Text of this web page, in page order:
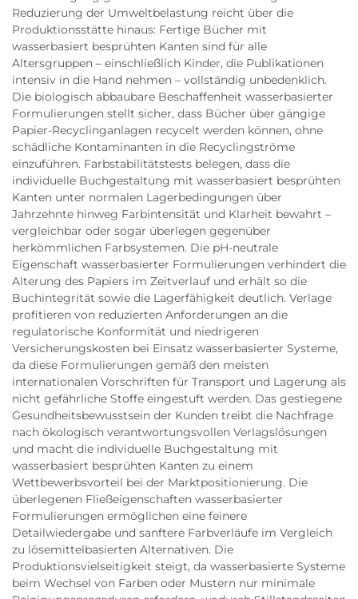
Reduzierung der Umweltbelastung reicht über die
Produktionsstätte hinaus: Fertige Bücher mit
wasserbasiert besprühten Kanten sind für alle
Altersgruppen – einschließlich Kinder, die Publikationen
intensiv in die Hand nehmen – vollständig unbedenklich.
Die biologisch abbaubare Beschaffenheit wasserbasierter
Formulierungen stellt sicher, dass Bücher über gängige
Papier-Recyclinganlagen recycelt werden können, ohne
schädliche Kontaminanten in die Recyclingströme
einzuführen. Farbstabilitätstests belegen, dass die
individuelle Buchgestaltung mit wasserbasiert besprühten
Kanten unter normalen Lagerbedingungen über
Jahrzehnte hinweg Farbintensität und Klarheit bewahrt –
vergleichbar oder sogar überlegen gegenüber
herkömmlichen Farbsystemen. Die pH-neutrale
Eigenschaft wasserbasierter Formulierungen verhindert die
Alterung des Papiers im Zeitverlauf und erhält so die
Buchintegrität sowie die Lagerfähigkeit deutlich. Verlage
profitieren von reduzierten Anforderungen an die
regulatorische Konformität und niedrigeren
Versicherungskosten bei Einsatz wasserbasierter Systeme,
da diese Formulierungen gemäß den meisten
internationalen Vorschriften für Transport und Lagerung als
nicht gefährliche Stoffe eingestuft werden. Das gestiegene
Gesundheitsbewusstsein der Kunden treibt die Nachfrage
nach ökologisch verantwortungsvollen Verlagslösungen
und macht die individuelle Buchgestaltung mit
wasserbasiert besprühten Kanten zu einem
Wettbewerbsvorteil bei der Marktpositionierung. Die
überlegenen Fließeigenschaften wasserbasierter
Formulierungen ermöglichen eine feinere
Detailwiedergabe und sanftere Farbverläufe im Vergleich
zu lösemittelbasierten Alternativen. Die
Produktionsvielseitigkeit steigt, da wasserbasierte Systeme
beim Wechsel von Farben oder Mustern nur minimale